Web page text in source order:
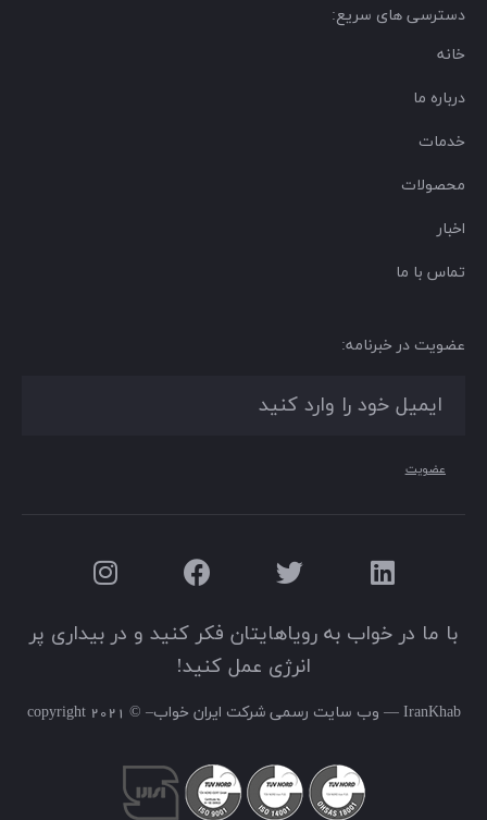
دسترسی های سریع:
خانه
درباره ما
خدمات
محصولات
اخبار
تماس با ما
عضویت در خبرنامه:
عضویت
با ما در خواب به رویاهایتان فکر کنید و در بیداری پر
انرژی عمل کنید!
IranKhab — وب سایت رسمی شرکت ایران خواب– © 2021 copyright